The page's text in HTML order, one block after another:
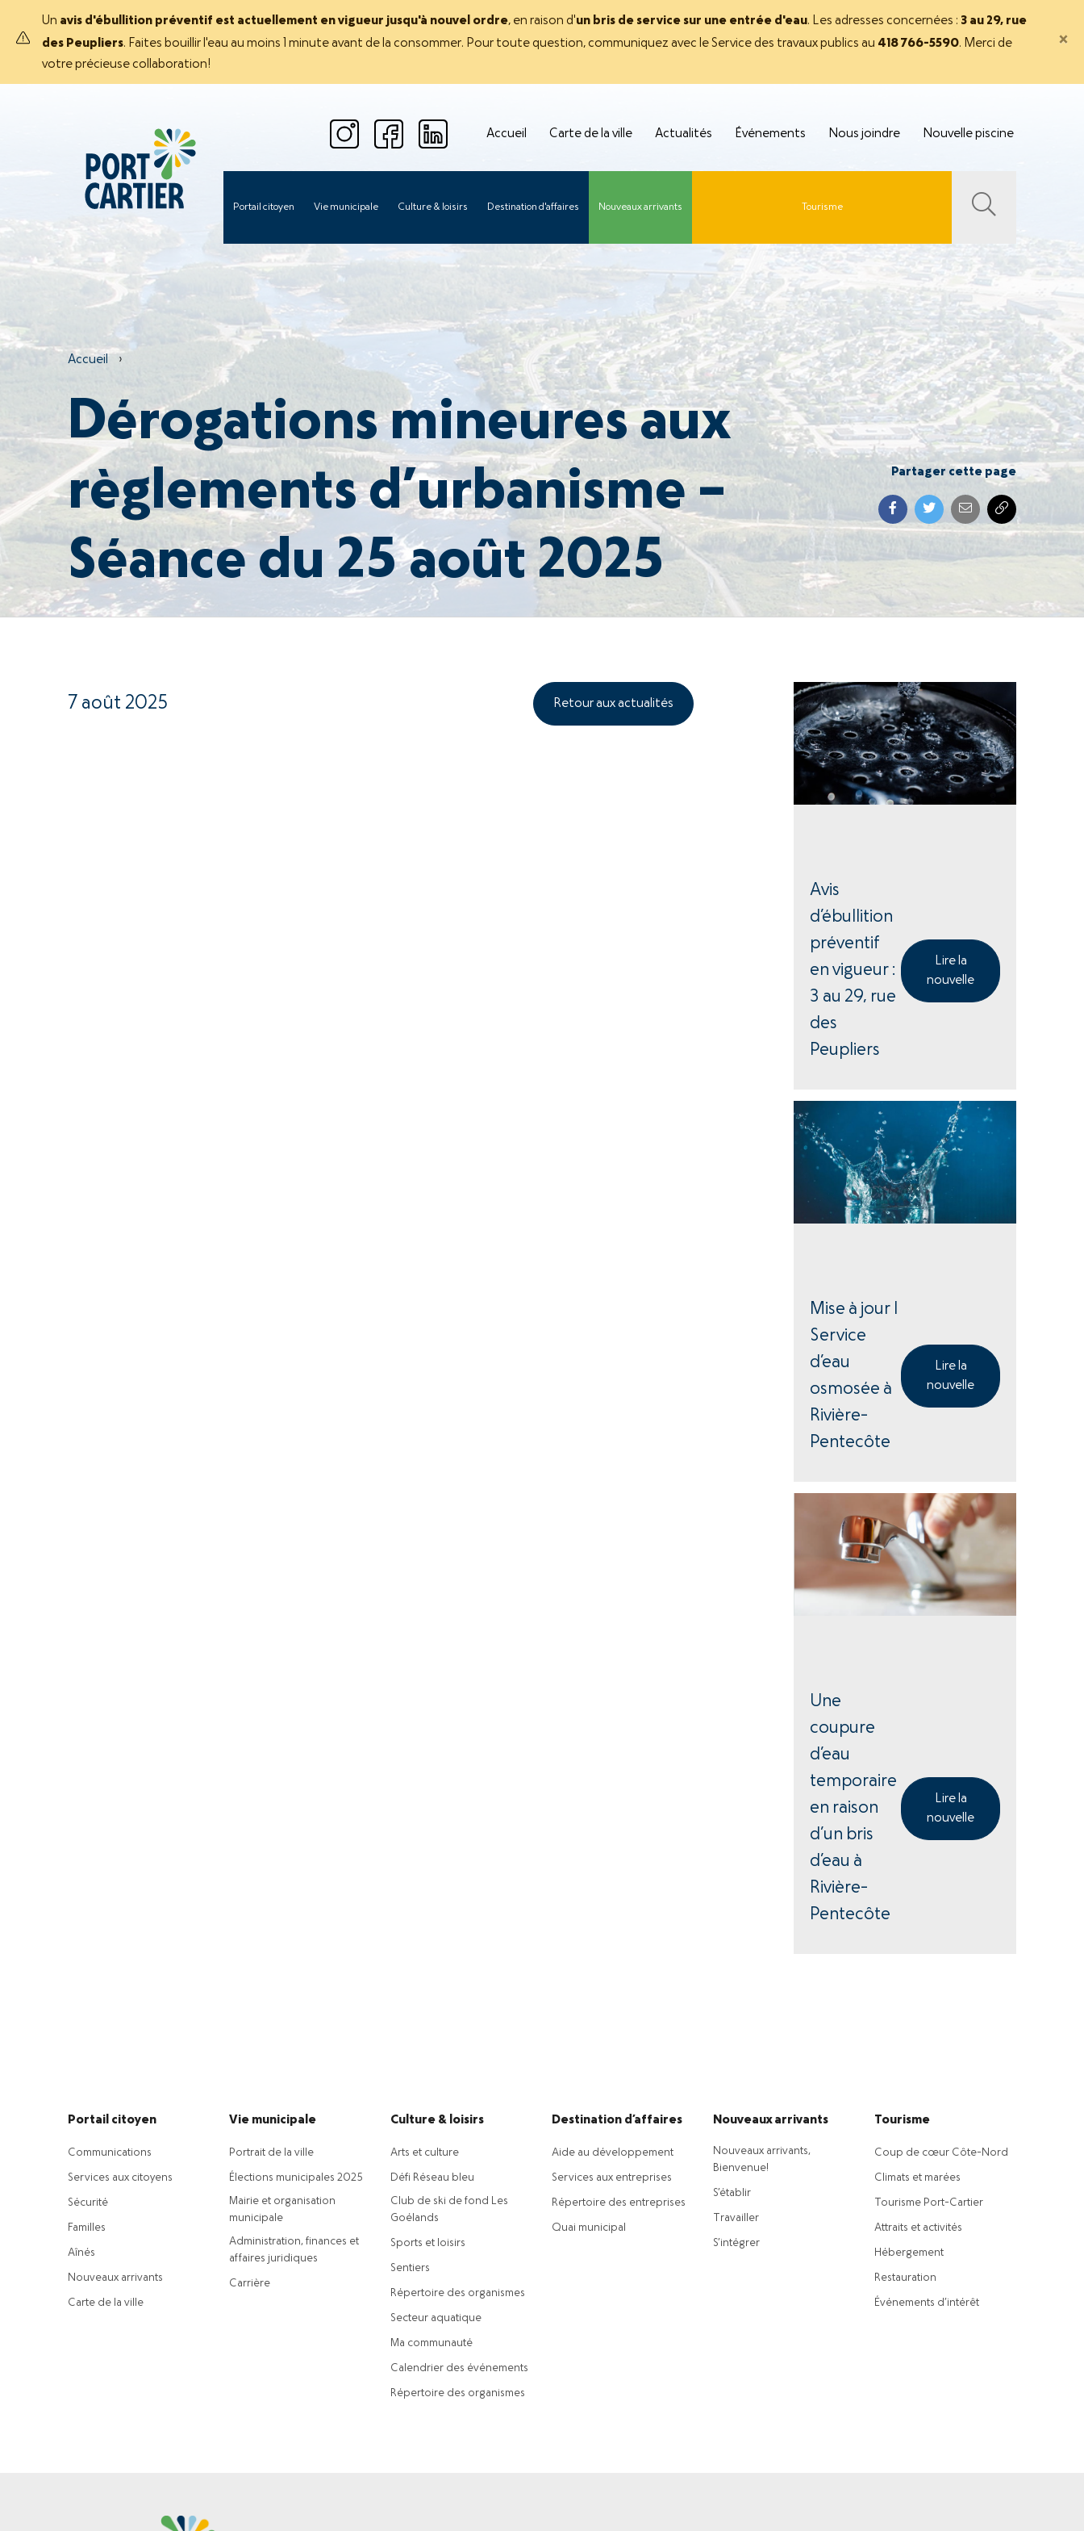
Un avis d'ébullition préventif est actuellement en vigueur jusqu'à nouvel ordre, en raison d'un bris de service sur une entrée d'eau. Les adresses concernées : 3 au 29, rue
des Peupliers. Faites bouillir l'eau au moins 1 minute avant de la consommer. Pour toute question, communiquez avec le Service des travaux publics au 418 766-5590. Merci de
votre précieuse collaboration!
×
Accueil Carte de la ville Actualités Événements Nous joindre Nouvelle piscine
Portail citoyen Vie municipale Culture & loisirs Destination d'affaires Nouveaux arrivants Tourisme
Accueil ›
Dérogations mineures aux
règlements d’urbanisme –
Séance du 25 août 2025
Partager cette page
7 août 2025 Retour aux actualités
Avis
d’ébullition
préventif
en vigueur :
3 au 29, rue
des
Peupliers
Lire la
nouvelle
Mise à jour |
Service
d’eau
osmosée à
Rivière-
Pentecôte
Lire la
nouvelle
Une
coupure
d’eau
temporaire
en raison
d’un bris
d’eau à
Rivière-
Pentecôte
Lire la
nouvelle
Portail citoyen
Communications
Services aux citoyens
Sécurité
Familles
Aînés
Nouveaux arrivants
Carte de la ville
Vie municipale
Portrait de la ville
Élections municipales 2025
Mairie et organisation
municipale
Administration, finances et
affaires juridiques
Carrière
Culture & loisirs
Arts et culture
Défi Réseau bleu
Club de ski de fond Les
Goélands
Sports et loisirs
Sentiers
Répertoire des organismes
Secteur aquatique
Ma communauté
Calendrier des événements
Répertoire des organismes
Destination d’affaires
Aide au développement
Services aux entreprises
Répertoire des entreprises
Quai municipal
Nouveaux arrivants
Nouveaux arrivants,
Bienvenue!
S’établir
Travailler
S’intégrer
Tourisme
Coup de cœur Côte-Nord
Climats et marées
Tourisme Port-Cartier
Attraits et activités
Hébergement
Restauration
Événements d’intérêt